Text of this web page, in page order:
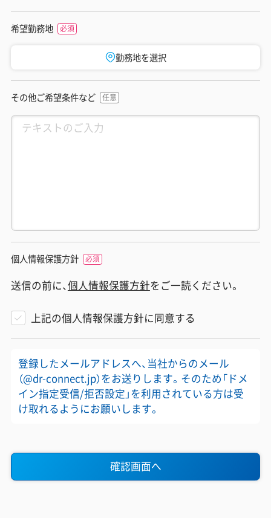
希望勤務地
勤務地を選択
その他ご希望条件など
個人情報保護方針
送信の前に、個人情報保護方針をご一読ください。
上記の個人情報保護方針に同意する
登録したメールアドレスへ、当社からのメール
（@dr-connect.jp）をお送りします。そのため「ドメ
イン指定受信/拒否設定」を利用されている方は受
け取れるようにお願いします。
確認画面へ